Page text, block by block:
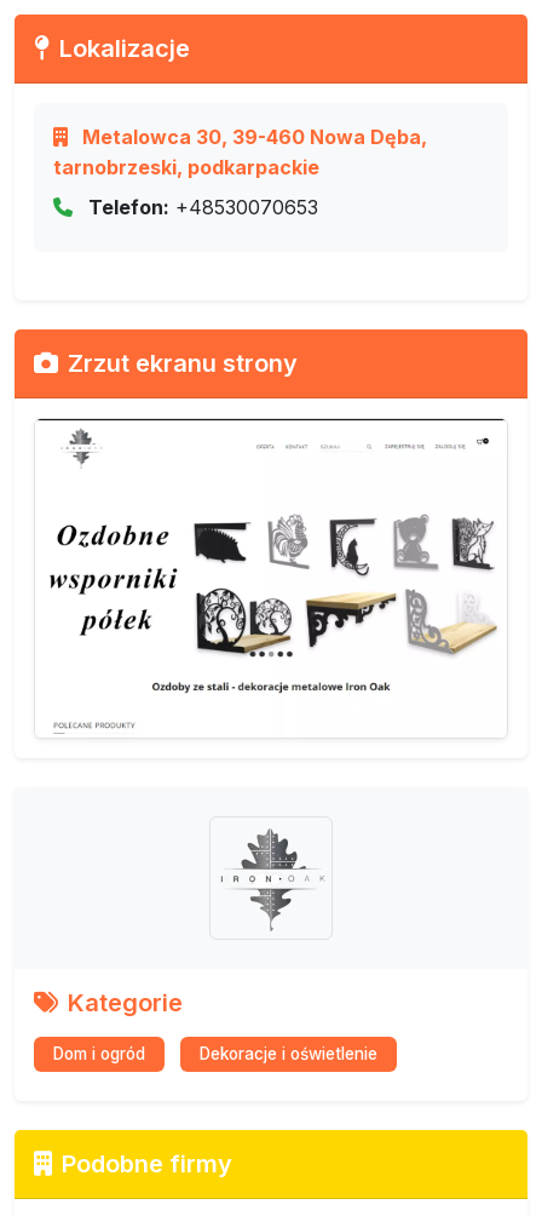
Lokalizacje
Metalowca 30, 39-460 Nowa Dęba,
tarnobrzeski, podkarpackie
Telefon: +48530070653
Zrzut ekranu strony
Kategorie
Dom i ogród Dekoracje i oświetlenie
Podobne firmy